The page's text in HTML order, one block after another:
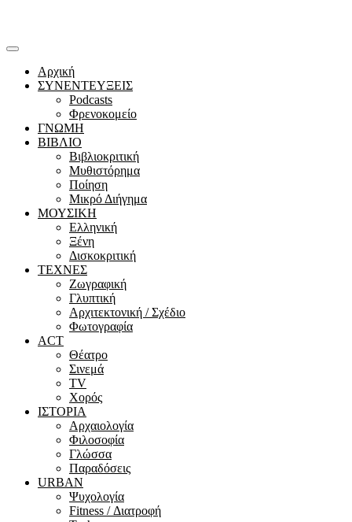
Αρχική
ΣΥΝΕΝΤΕΥΞΕΙΣ
Podcasts
Φρενοκομείο
ΓΝΩΜΗ
ΒΙΒΛΙΟ
Βιβλιοκριτική
Μυθιστόρημα
Ποίηση
Μικρό Διήγημα
ΜΟΥΣΙΚΗ
Ελληνική
Ξένη
Δισκοκριτική
ΤΕΧΝΕΣ
Ζωγραφική
Γλυπτική
Αρχιτεκτονική / Σχέδιο
Φωτογραφία
ACT
Θέατρο
Σινεμά
ΤV
Χορός
ΙΣΤΟΡΙΑ
Αρχαιολογία
Φιλοσοφία
Γλώσσα
Παραδόσεις
URBAN
Ψυχολογία
Fitness / Διατροφή